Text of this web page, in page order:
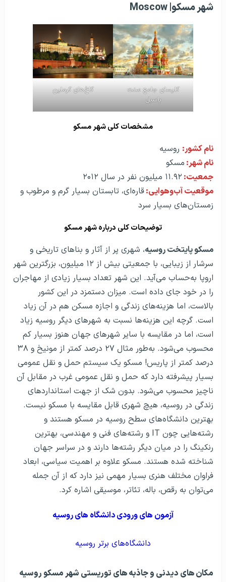
شهر مسکو| Moscow
کلیسای جامع سنت
باسیل
کاخ‌های کرملین
مشخصات کلی شهر مسکو
نام کشور: روسیه
نام شهر: مسکو
جمعیت: ۱۱.۹۲ میلیون نفر در سال ۲۰۱۲
موقعیت آب‌و‌هوایی:قاره‌ای، تابستان بسیار گرم و مرطوب و
زمستان‌های بسیار سرد
توضیحات کلی درباره شهر مسکو
مسکو پایتخت روسیه، شهری پر از آثار و بناهای تاریخی و
سرشار از زیبایی، با جمعیتی بیش از ۱۲ میلیون، بزرگترین شهر
اروپا به‌حساب می‌آید. این شهر تعداد بسیار زیادی از مهاجران
را در خود جای داده است. میزان دستمزد در این کشور
بالاست، اما هزینه‌های زندگی و اجازه مسکن هم در آن زیاد
است. گرچه این هزینه‌ها نسبت به شهرهای دیگر روسیه زیاد
است، اما در مقایسه با سایر شهرهای جهان هنوز بسیار کم
محسوب می‌شود. به‌طور مثال ۲۷ درصد کمتر از مونیخ و ۳۸
درصد کمتر از پاریس! مسکو یک سیستم حمل و نقل عمومی
بسیار پیشرفته دارد که حمل و نقل عمومی غرب در مقابل آن
ناچیز محسوب می‌شود. بدون شک از جهت استانداردهای
زندگی در روسیه، هیچ شهری قابل مقایسه با مسکو نیست.
بهترین دانشگاه‌های سطح روسیه در مسکو هستند و
رشته‌هایی چون IT و رشته‌های فنی و مهندسی، بهترین
رنکینگ را در میان دیگر رشته‌ها دارند و در سراسر جهان
شناخته شده هستند. مسکو علاوه بر اهمیت سیاسی، ابعاد
فراوان مختلف هنری بسیار مهمی نیز دارد که از آن جمله
می‌توان به رقص، باله، تئاتر، موسیقی اشاره کرد.
آزمون‌ های ورودی دانشگاه های روسیه
دانشگاه‌های برتر روسیه
مکان‌ های دیدنی و جاذبه‌ های توریستی شهر مسکو روسیه